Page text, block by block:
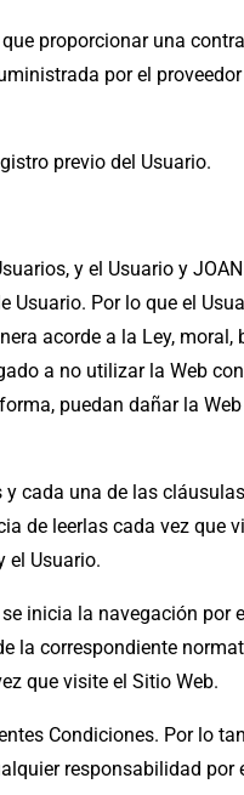
proporcionar una
por el
previo del Usuario.
y el Usuario y
Usuario. Por lo que el
acorde a la Ley, moral,
a no utilizar la Web
puedan dañar la
cada una de las
de leerlas cada vez que
el Usuario.
inicia la navegación por
la correspondiente
que visite el Sitio Web.
Condiciones. Por lo
responsabilidad por